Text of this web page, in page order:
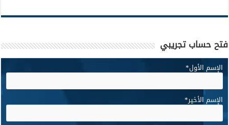
فتح حساب تجريبي
الإسم الأول*
الإسم الأخير*